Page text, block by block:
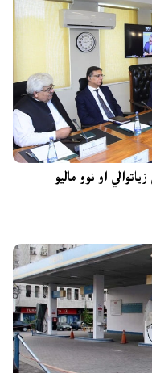
لیوي کې د ۱۸ سلنې زیاتوالي او نوو مالیو